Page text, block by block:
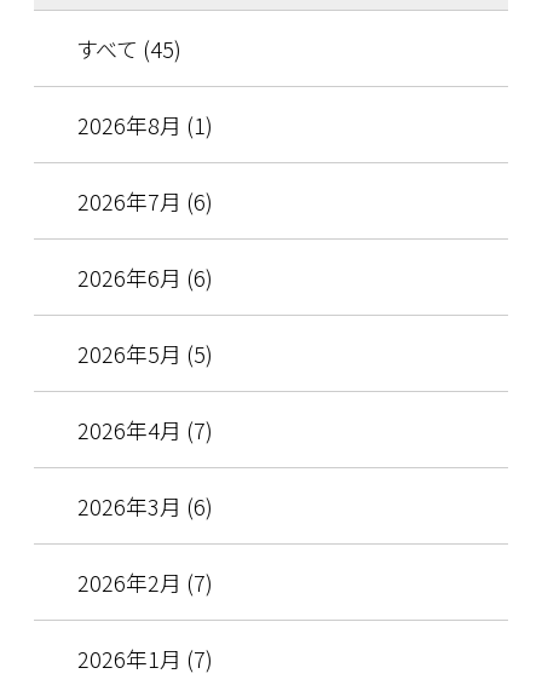
すべて (45)
2026年8月 (1)
2026年7月 (6)
2026年6月 (6)
2026年5月 (5)
2026年4月 (7)
2026年3月 (6)
2026年2月 (7)
2026年1月 (7)